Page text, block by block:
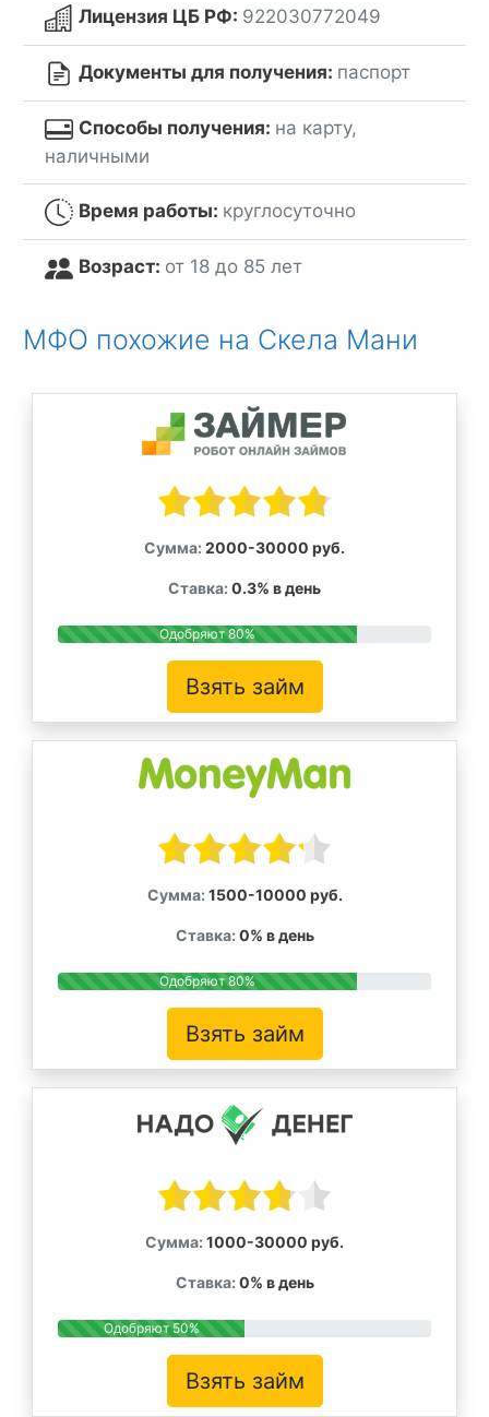
Лицензия ЦБ РФ: 922030772049
Документы для получения: паспорт
Способы получения: на карту,
наличными
Время работы: круглосуточно
Возраст: от 18 до 85 лет
МФО похожие на Скела Мани
Сумма: 2000-30000 руб.
Ставка: 0.3% в день
Одобряют 80%
Взять займ
Сумма: 1500-10000 руб.
Ставка: 0% в день
Одобряют 80%
Взять займ
Сумма: 1000-30000 руб.
Ставка: 0% в день
Одобряют 50%
Взять займ